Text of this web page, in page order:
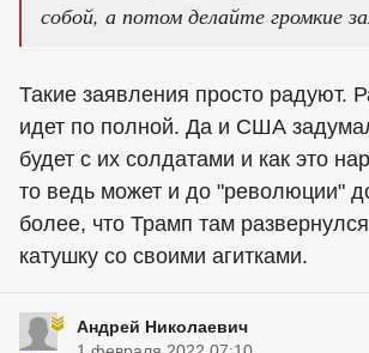
собой, а потом делайте громкие
Такие заявления просто радуют.
идет по полной. Да и США
будет с их солдатами и как это
то ведь может и до "революции"
более, что Трамп там
катушку со своими агитками.
Андрей Николаевич